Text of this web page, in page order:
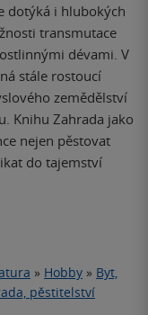
dotýká i hlubokých
transmutace
dévami. V
stále rostoucí
zemědělství
Knihu Zahrada jako
nejen pěstovat
do tajemství
» Hobby » Byt,
pěstitelství